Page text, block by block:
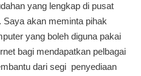
yang lengkap di pusat
akan meminta pihak
yang boleh diguna pakai
bagi mendapatkan pelbagai
dari segi penyediaan